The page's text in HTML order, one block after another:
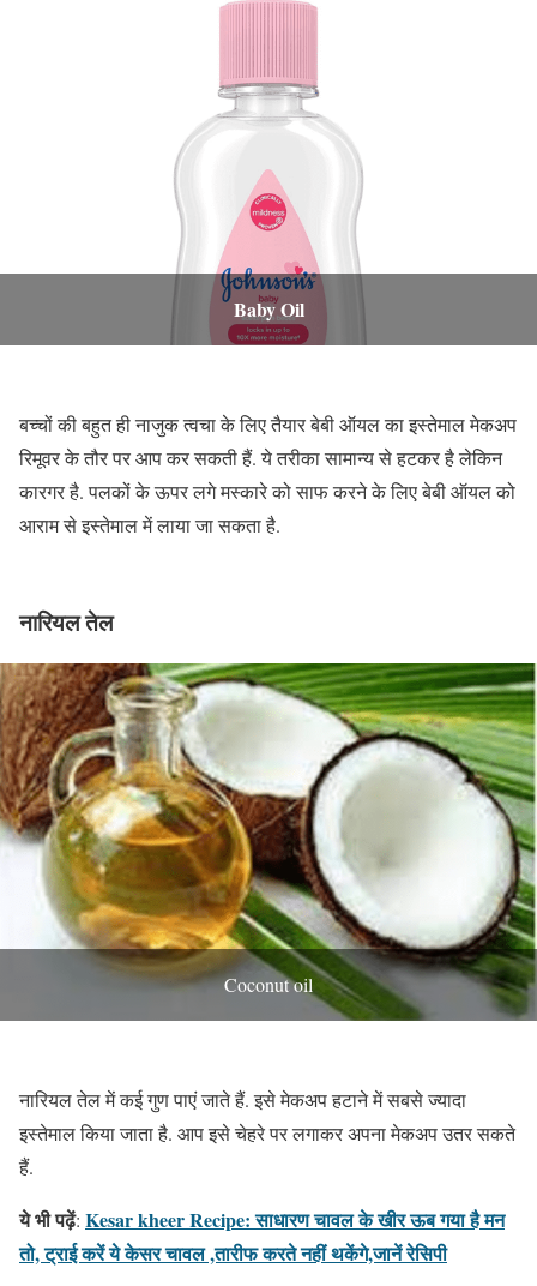
Baby Oil
बच्चों की बहुत ही नाजुक त्वचा के लिए तैयार बेबी ऑयल का इस्तेमाल मेकअप
रिमूवर के तौर पर आप कर सकती हैं. ये तरीका सामान्य से हटकर है लेकिन
कारगर है. पलकों के ऊपर लगे मस्कारे को साफ करने के लिए बेबी ऑयल को
आराम से इस्तेमाल में लाया जा सकता है.
नारियल तेल
Coconut oil
नारियल तेल में कई गुण पाएं जाते हैं. इसे मेकअप हटाने में सबसे ज्यादा
इस्तेमाल किया जाता है. आप इसे चेहरे पर लगाकर अपना मेकअप उतर सकते
हैं.
ये भी पढ़ें: Kesar kheer Recipe: साधारण चावल के खीर ऊब गया है मन
तो, ट्राई करें ये केसर चावल ,तारीफ करते नहीं थकेंगे,जानें रेसिपी